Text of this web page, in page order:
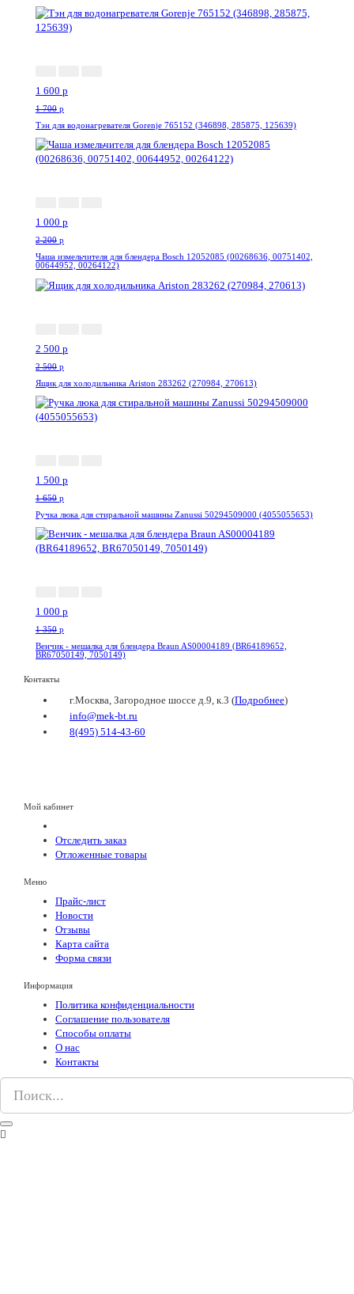
1 600 p
1 700 p
Тэн для водонагревателя Gorenje 765152 (346898, 285875, 125639)
1 000 p
2 200 p
Чаша измельчителя для блендера Bosch 12052085 (00268636, 00751402,
00644952, 00264122)
2 500 p
2 500 p
Ящик для холодильника Ariston 283262 (270984, 270613)
1 500 p
1 650 p
Ручка люка для стиральной машины Zanussi 50294509000 (4055055653)
1 000 p
1 350 p
Венчик - мешалка для блендера Braun AS00004189 (BR64189652,
BR67050149, 7050149)
Контакты
г.Москва, Загородное шоссе д.9, к.3 (Подробнее)
info@mek-bt.ru
8(495) 514-43-60
Мой кабинет
Отследить заказ
Отложенные товары
Меню
Прайс-лист
Новости
Отзывы
Карта сайта
Форма связи
Информация
Политика конфиденциальности
Соглашение пользователя
Способы оплаты
О нас
Контакты